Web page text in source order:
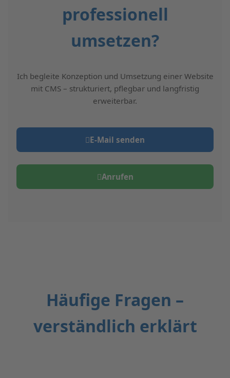
professionell
umsetzen?
Ich begleite Konzeption und Umsetzung einer Website
mit CMS – strukturiert, pflegbar und langfristig
erweiterbar.
E‑Mail senden
Anrufen
Häufige Fragen –
verständlich erklärt